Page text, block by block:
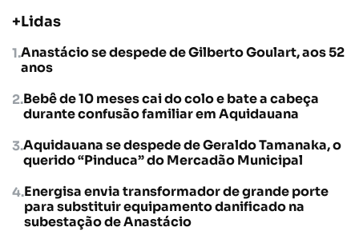
+Lidas
Anastácio se despede de Gilberto Goulart, aos 52
anos
Bebê de 10 meses cai do colo e bate a cabeça
durante confusão familiar em Aquidauana
Aquidauana se despede de Geraldo Tamanaka, o
querido “Pinduca” do Mercadão Municipal
Energisa envia transformador de grande porte
para substituir equipamento danificado na
subestação de Anastácio